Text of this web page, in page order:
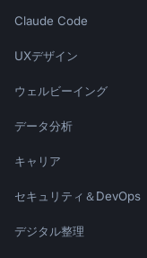
Claude Code
UXデザイン
ウェルビーイング
データ分析
キャリア
セキュリティ＆DevOps
デジタル整理